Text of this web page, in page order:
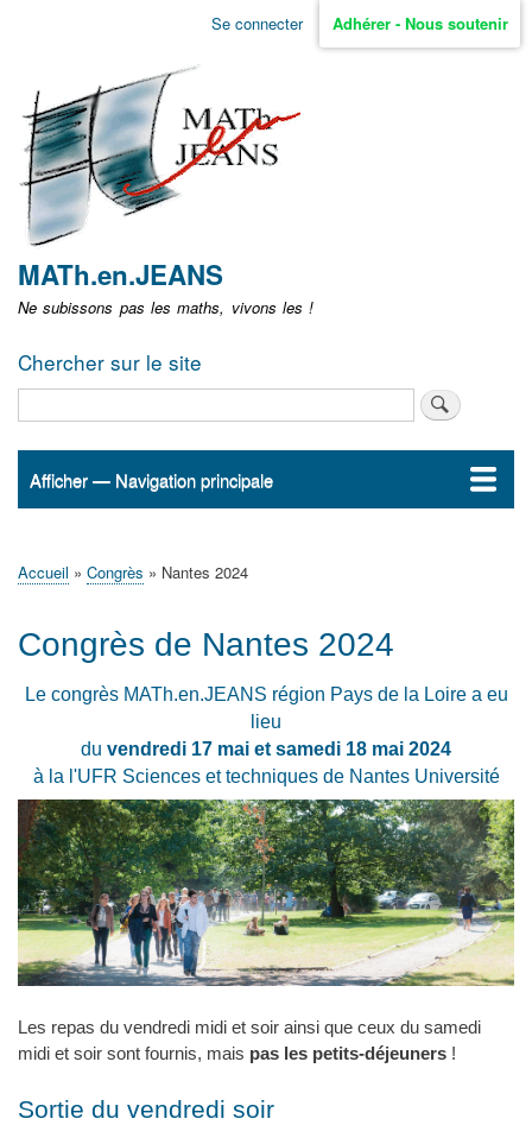
Aller
non
identifié
Se connecter Adhérer - Nous soutenir
MATh.en.JEANS
Ne subissons pas les maths, vivons les !
Chercher sur le site
Navigation
Afficher — Navigation principale
Accueil
Actualités
MATh.en.JEANS ?
Régions et Ateliers
Créer, gérer un atelier
Sujets/Publications
Congrès
d'Ariane
Accueil Congrès Nantes 2024
Congrès de Nantes 2024
Le congrès MATh.en.JEANS région Pays de la Loire a eu
lieu
du vendredi 17 mai et samedi 18 mai 2024
à la l'UFR Sciences et techniques de Nantes Université
Les repas du vendredi midi et soir ainsi que ceux du samedi
midi et soir sont fournis, mais pas les petits-déjeuners !
Sortie du vendredi soir